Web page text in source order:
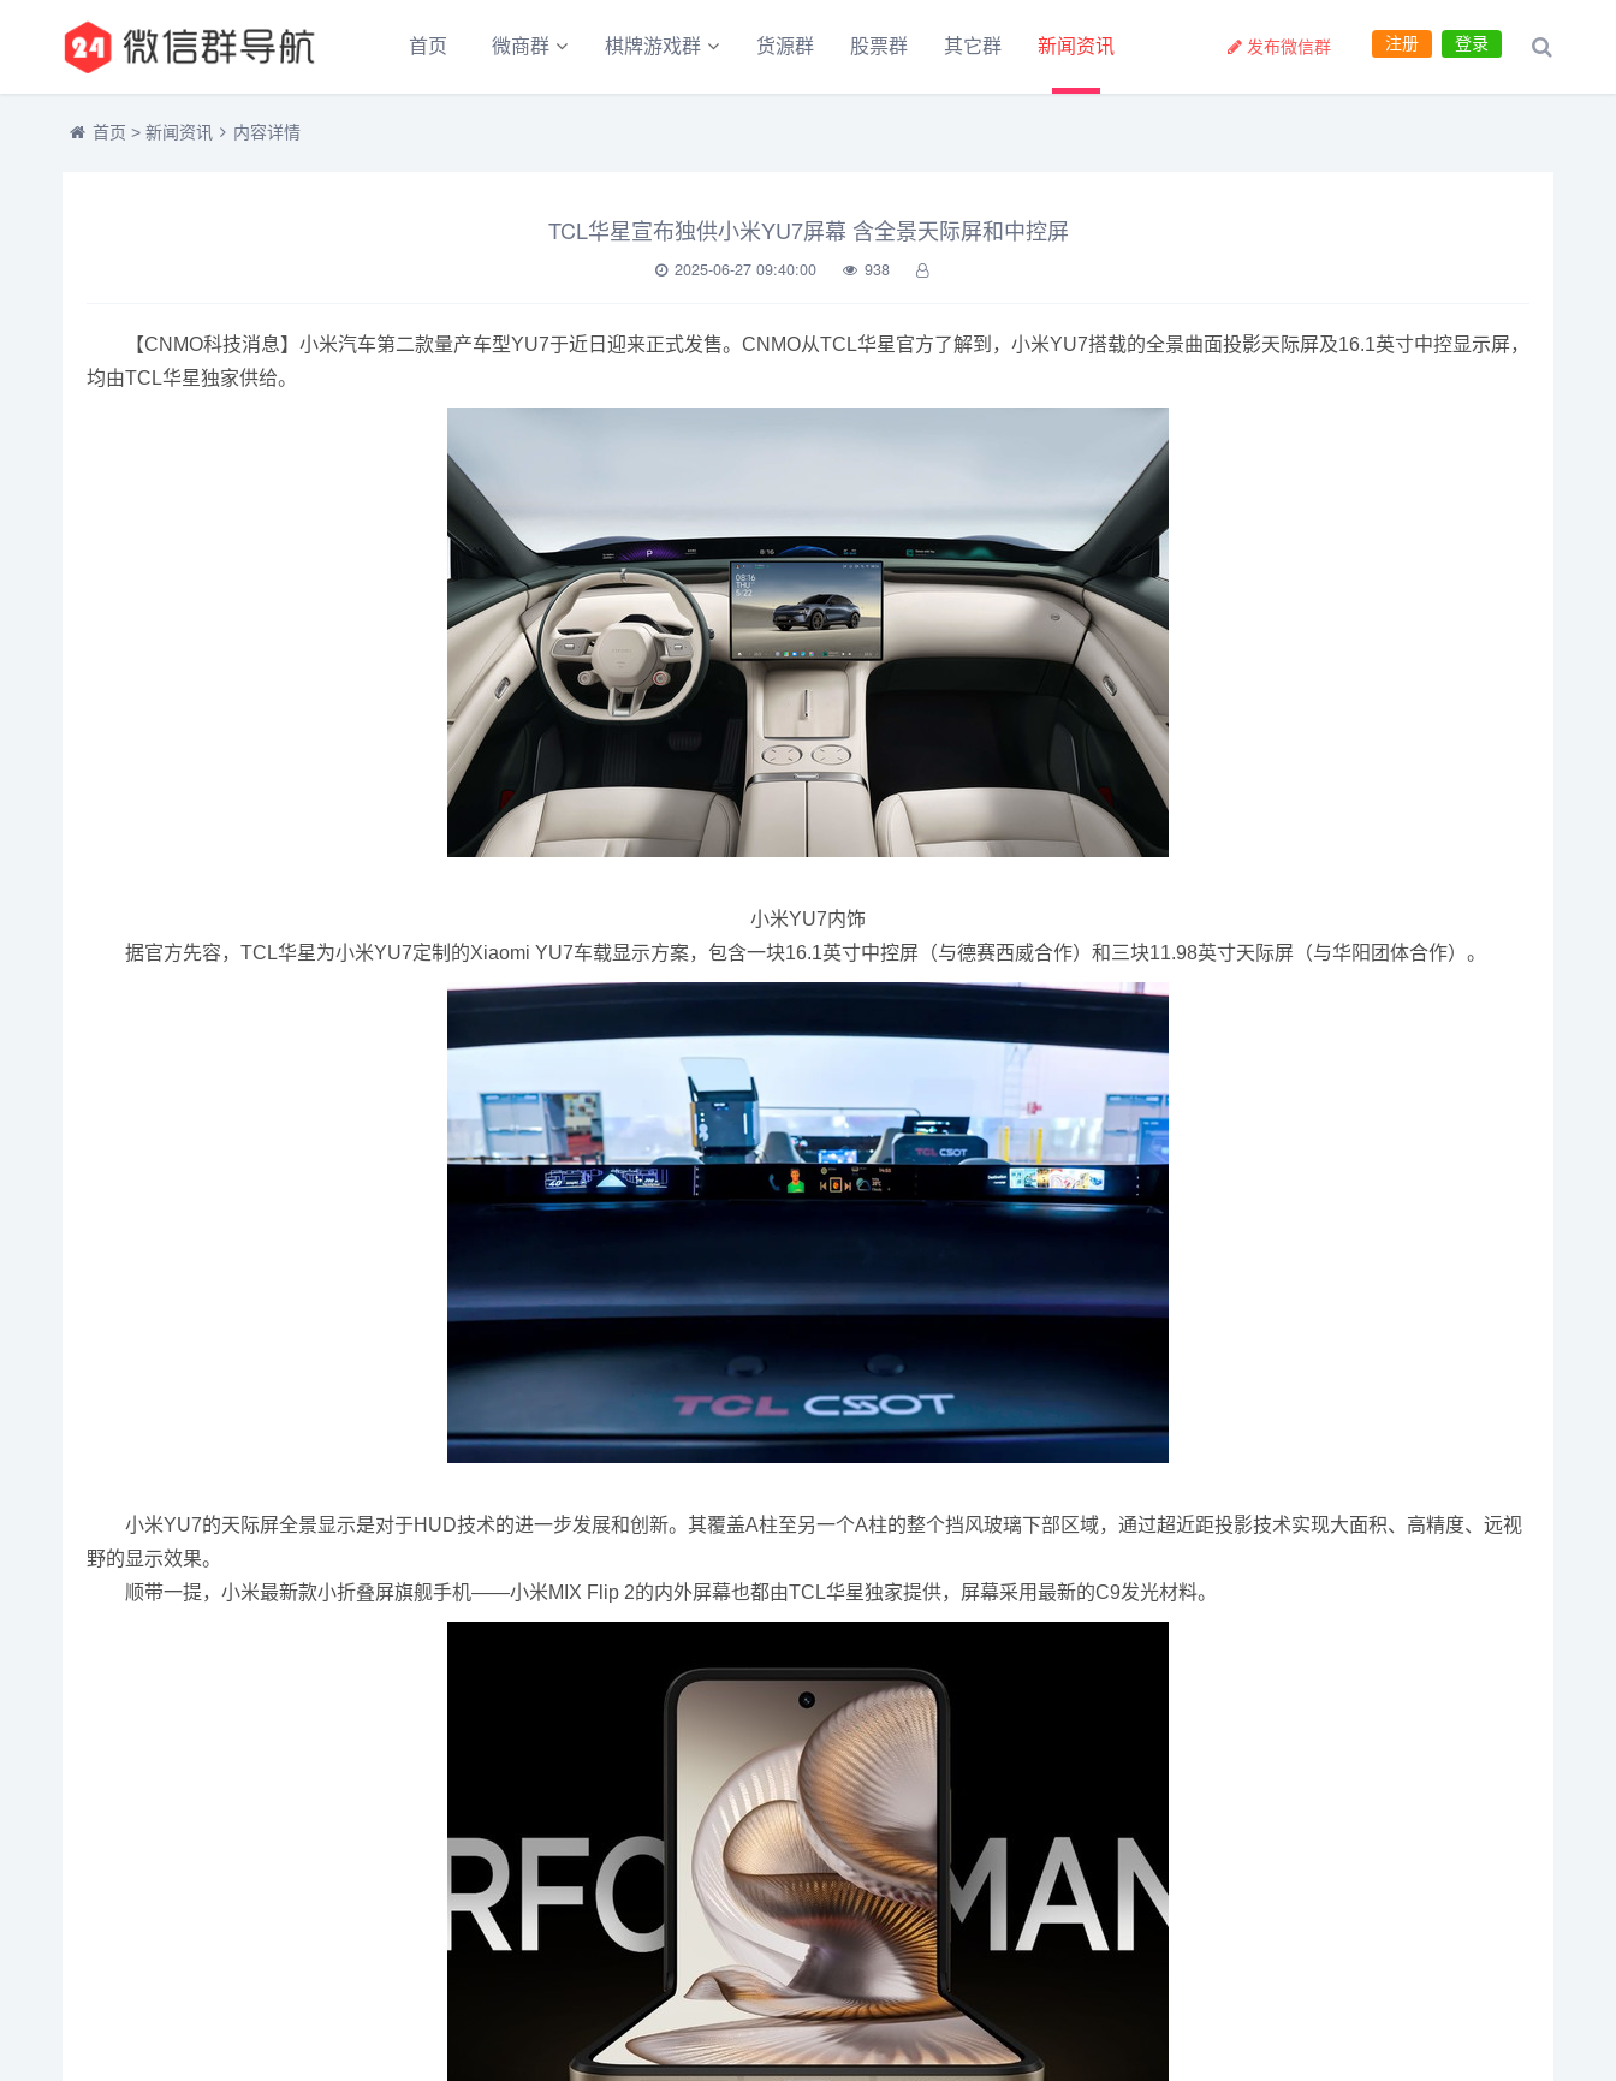
首页 微商群 棋牌游戏群 货源群 股票群 其它群 新闻资讯 登录
注册
发布微信群
首页 > 新闻资讯 内容详情
TCL华星宣布独供小米YU7屏幕 含全景天际屏和中控屏
2025-06-27 09:40:00 938
【CNMO科技消息】小米汽车第二款量产车型YU7于近日迎来正式发售。CNMO从TCL华星官方了解到，小米YU7搭载的全景曲面投影天际屏及16.1英寸中控显示屏，
均由TCL华星独家供给。
小米YU7内饰
据官方先容，TCL华星为小米YU7定制的Xiaomi YU7车载显示方案，包含一块16.1英寸中控屏（与德赛西威合作）和三块11.98英寸天际屏（与华阳团体合作）。
小米YU7的天际屏全景显示是对于HUD技术的进一步发展和创新。其覆盖A柱至另一个A柱的整个挡风玻璃下部区域，通过超近距投影技术实现大面积、高精度、远视
野的显示效果。
顺带一提，小米最新款小折叠屏旗舰手机——小米MIX Flip 2的内外屏幕也都由TCL华星独家提供，屏幕采用最新的C9发光材料。